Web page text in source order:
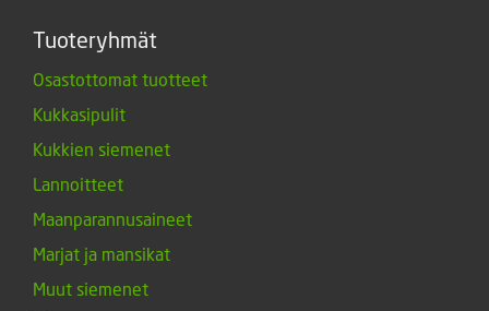
Tuoteryhmät
Osastottomat tuotteet
Kukkasipulit
Kukkien siemenet
Lannoitteet
Maanparannusaineet
Marjat ja mansikat
Muut siemenet